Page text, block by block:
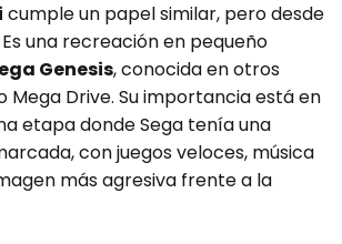
cumple un papel similar, pero desde
una recreación en pequeño
Genesis, conocida en otros
Mega Drive. Su importancia está en
etapa donde Sega tenía una
con juegos veloces, música
más agresiva frente a la